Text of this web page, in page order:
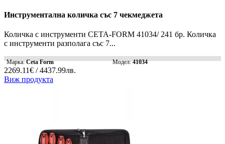
Инструментална количка със 7 чекмеджета
Количка с инструменти CETA-FORM 41034/ 241 бр. Количка
с инструменти разполага със 7...
Марка:Ceta Form Модел:41034
2269.11€ / 4437.99лв.
Виж продукта